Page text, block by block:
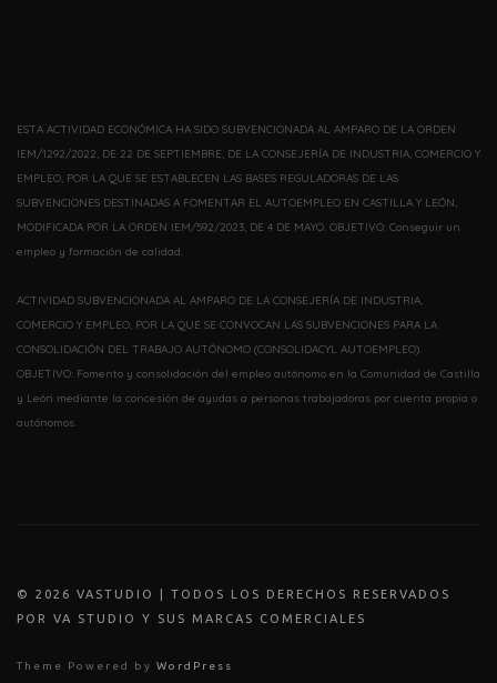
ESTA ACTIVIDAD ECONÓMICA HA SIDO SUBVENCIONADA AL AMPARO DE LA ORDEN
IEM/1292/2022, DE 22 DE SEPTIEMBRE, DE LA CONSEJERÍA DE INDUSTRIA, COMERCIO Y
EMPLEO, POR LA QUE SE ESTABLECEN LAS BASES REGULADORAS DE LAS
SUBVENCIONES DESTINADAS A FOMENTAR EL AUTOEMPLEO EN CASTILLA Y LEÓN,
MODIFICADA POR LA ORDEN IEM/592/2023, DE 4 DE MAYO. OBJETIVO: Conseguir un
empleo y formación de calidad.
ACTIVIDAD SUBVENCIONADA AL AMPARO DE LA CONSEJERÍA DE INDUSTRIA,
COMERCIO Y EMPLEO, POR LA QUE SE CONVOCAN LAS SUBVENCIONES PARA LA
CONSOLIDACIÓN DEL TRABAJO AUTÓNOMO (CONSOLIDACYL AUTOEMPLEO).
OBJETIVO: Fomento y consolidación del empleo autónomo en la Comunidad de Castilla
y León mediante la concesión de ayudas a personas trabajadoras por cuenta propia o
autónomos.
© 202 6 VASTUDIO | TODOS LOS DERECHOS RESERVADOS
POR VA STUDIO Y SUS MARCAS COMERCIALES
Theme Powered by WordPress